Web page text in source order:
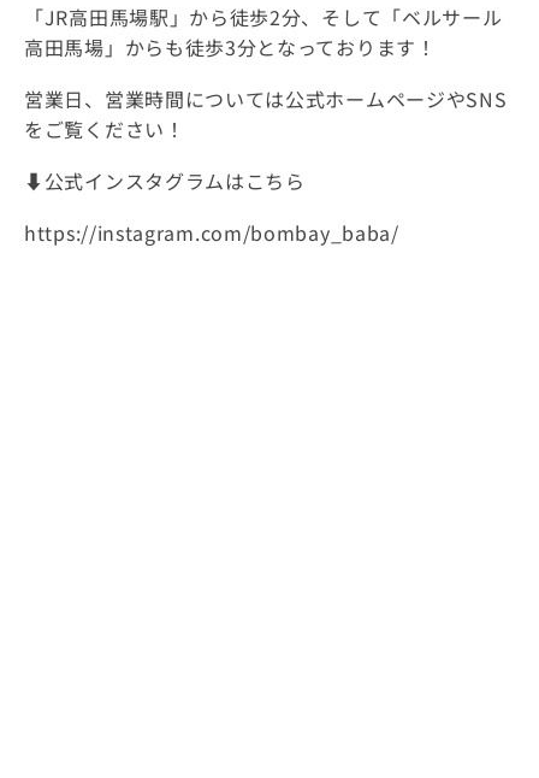
「JR高田馬場駅」から徒歩2分、そして「ベルサール
高田馬場」からも徒歩3分となっております！
営業日、営業時間については公式ホームページやSNS
をご覧ください！
⬇️公式インスタグラムはこちら
https://instagram.com/bombay_baba/